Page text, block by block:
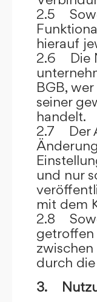
2.5
hierauf
2.6 Die
BGB,
seiner
handelt.
2.7 Der
und nur
mit dem
2.8
getroffen
durch
3.